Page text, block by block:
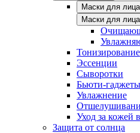
Маски для лица
Маски для лица
Тонизирование
Эссенции
Сыворотки
Бьюти-гаджеты
Увлажнение
Уход за кожей
Защита от солнца